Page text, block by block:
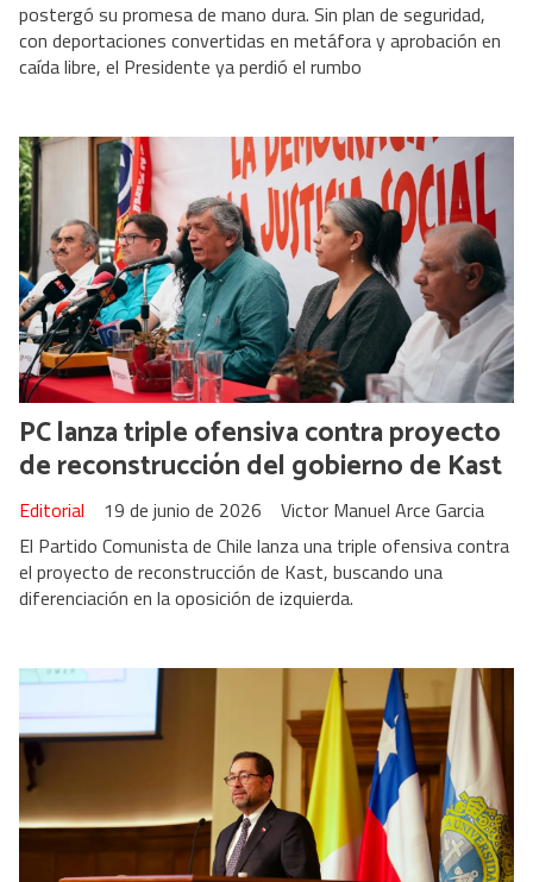
postergó su promesa de mano dura. Sin plan de seguridad,
con deportaciones convertidas en metáfora y aprobación en
caída libre, el Presidente ya perdió el rumbo
PC lanza triple ofensiva contra proyecto
de reconstrucción del gobierno de Kast
Victor Manuel Arce Garcia
Editorial
19 de junio de 2026
El Partido Comunista de Chile lanza una triple ofensiva contra
el proyecto de reconstrucción de Kast, buscando una
diferenciación en la oposición de izquierda.